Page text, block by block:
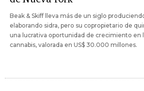
Beak & Skiff lleva más de un siglo
elaborando sidra, pero su copropietario de
una lucrativa oportunidad de crecimiento en
cannabis, valorada en US$ 30.000 millones.